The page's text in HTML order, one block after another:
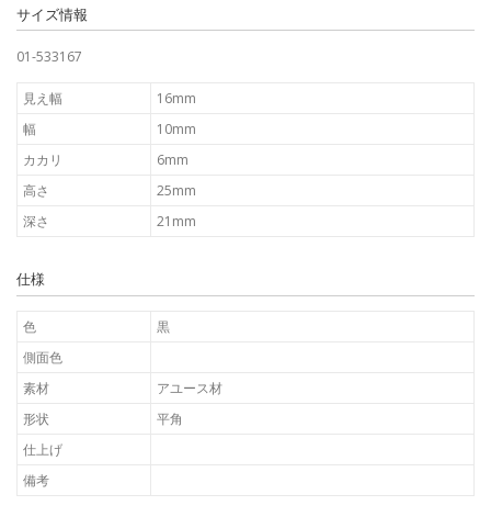
サイズ情報
01-533167
見え幅
16mm
幅
10mm
カカリ
6mm
高さ
25mm
深さ
21mm
仕様
色
黒
側面色
素材
アユース材
形状
平角
仕上げ
備考